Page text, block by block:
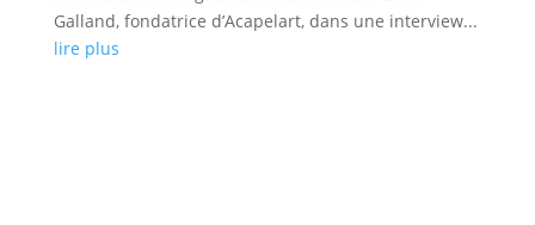
Galland, fondatrice d’Acapelart, dans une interview...
lire plus